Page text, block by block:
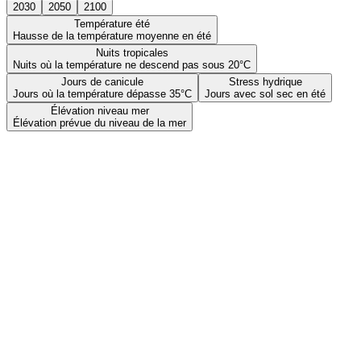
2030 2050
2100
Température été
Hausse de la température moyenne en été
Nuits tropicales
Nuits où la température ne descend pas sous 20°C
Jours de canicule
Jours où la température dépasse 35°C
Stress hydrique
Jours avec sol sec en été
Élévation niveau mer
Élévation prévue du niveau de la mer